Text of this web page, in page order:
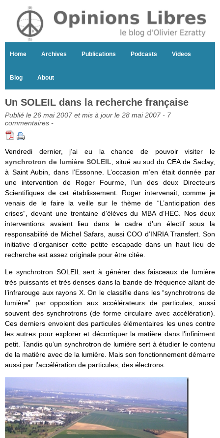
Home Archives Publications Podcasts Videos
Blog About
Un SOLEIL dans la recherche française
Publié le 26 mai 2007 et mis à jour le 28 mai 2007 - 7
commentaires -
Vendredi dernier, j’ai eu la chance de pouvoir visiter le
synchrotron de lumière SOLEIL , situé au sud du CEA de Saclay,
à Saint Aubin, dans l’Essonne. L’occasion m’en était donnée par
une intervention de Roger Fourme, l’un des deux Directeurs
Scientifiques de cet établissement. Roger intervenait, comme je
venais de le faire la veille sur le thème de “L’anticipation des
crises”, devant une trentaine d’élèves du MBA d’HEC. Nos deux
interventions avaient lieu dans le cadre d’un électif sous la
responsabilité de Michel Safars, aussi COO d’INRIA Transfert. Son
initiative d’organiser cette petite escapade dans un haut lieu de
recherche est assez originale pour être citée.
Le synchrotron SOLEIL sert à générer des faisceaux de lumière
très puissants et très denses dans la bande de fréquence allant de
l’infrarouge aux rayons X. On le classifie dans les “synchrotrons de
lumière” par opposition aux accélérateurs de particules, aussi
souvent des synchrotrons (de forme circulaire avec accélération).
Ces derniers envoient des particules élémentaires les unes contre
les autres pour explorer et décortiquer la matière dans l’infiniment
petit. Tandis qu’un synchrotron de lumière sert à étudier le contenu
de la matière avec de la lumière. Mais son fonctionnement démarre
aussi par l’accélération de particules, des électrons.